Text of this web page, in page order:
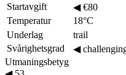
Startavgift
◀€80
Temperatur
18°C
Underlag
trail
Svårighetsgrad
◀
Utmaningsbetyg